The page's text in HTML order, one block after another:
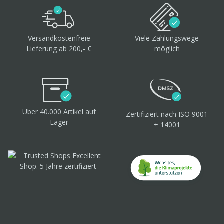
Versandkostenfreie
Lieferung ab 200,- €
Viele Zahlungswege
möglich
Über 40.000 Artikel auf
Lager
Zertifiziert nach ISO 9001
+ 14001